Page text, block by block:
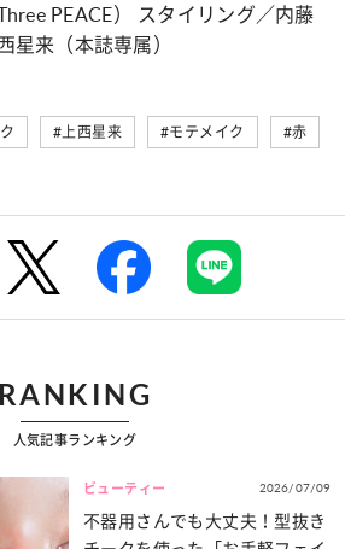
PEACE） スタイリング／内藤
来（本誌専属）
#上西星来 #モテメイク #赤
RANKING
人気記事ランキング
ビューティー 2026/07/09
不器用さんでも大丈夫！型抜き